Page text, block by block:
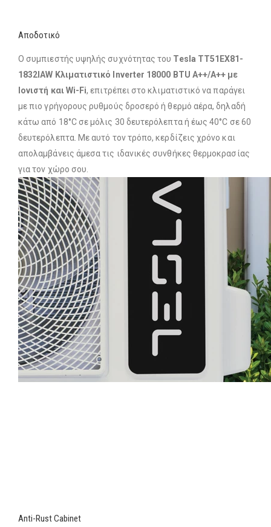
Αποδοτικό
Ο συμπιεστής υψηλής συχνότητας του Tesla TT51EX81-
1832IAW Κλιματιστικό Inverter 18000 BTU A++/A++ με
Ιονιστή και Wi-Fi, επιτρέπει στο κλιματιστικό να παράγει
με πιο γρήγορους ρυθμούς δροσερό ή θερμό αέρα, δηλαδή
κάτω από 18°C σε μόλις 30 δευτερόλεπτα ή έως 40°C σε 60
δευτερόλεπτα. Με αυτό τον τρόπο, κερδίζεις χρόνο και
απολαμβάνεις άμεσα τις ιδανικές συνθήκες θερμοκρασίας
για τον χώρο σου.
Anti-Rust Cabinet